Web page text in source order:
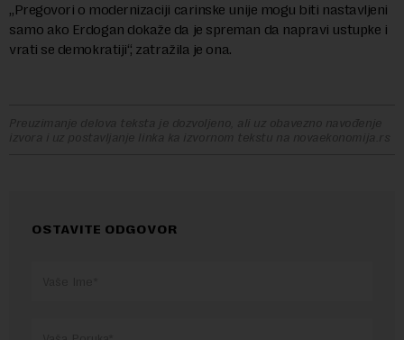
„Pregovori o modernizaciji carinske unije mogu biti nastavljeni
samo ako Erdogan dokaže da je spreman da napravi ustupke i
vrati se demokratiji“, zatražila je ona.
Preuzimanje delova teksta je dozvoljeno, ali uz obavezno navođenje
izvora i uz postavljanje linka ka izvornom tekstu na novaekonomija.rs
OSTAVITE ODGOVOR